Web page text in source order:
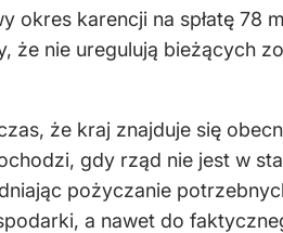
okres karencji na spłatę
że nie uregulują bieżących
że kraj znajduje się
gdy rząd nie jest w
pożyczanie
a nawet do